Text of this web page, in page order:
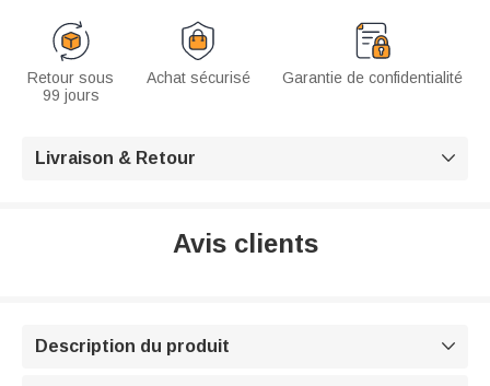
Retour sous
99 jours
Achat sécurisé Garantie de confidentialité
Livraison & Retour 
Avis clients
Description du produit 